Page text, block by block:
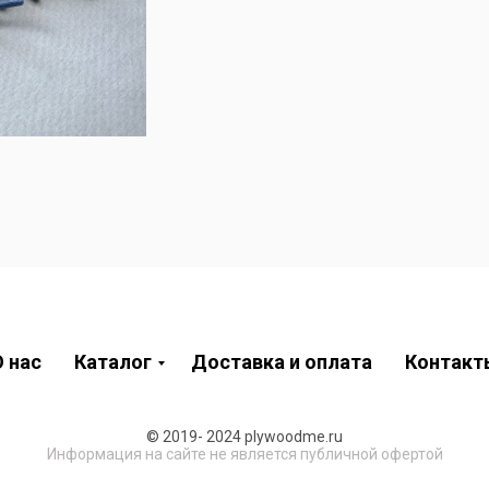
нас Каталог Доставка и оплата
© 2019- 2024 plywoodme.ru
Информация на сайте не является публичной офертой